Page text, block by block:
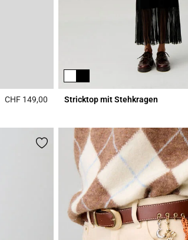
CHF 149,00 4.3 out of 5 Customer Rating
Stricktop mit Stehkragen